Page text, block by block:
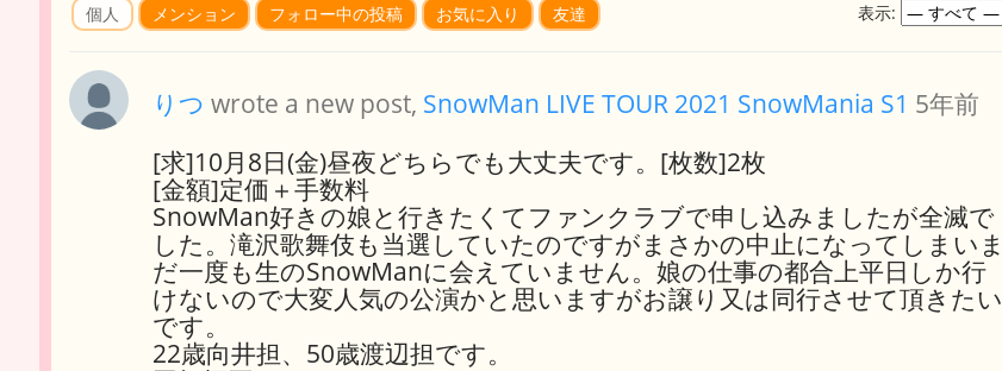
個人 メンション フォロー中の投稿 お気に入り 友達 表示:
りつ wrote a new post, SnowMan LIVE TOUR 2021 SnowMania S1 5年前
[求]10月8日(金)昼夜どちらでも大丈夫です。[枚数]2枚
[金額]定価＋手数料
SnowMan好きの娘と行きたくてファンクラブで申し込みましたが全滅で
した。滝沢歌舞伎も当選していたのですがまさかの中止になってしまいま
だ一度も生のSnowManに会えていません。娘の仕事の都合上平日しか行
けないので大変人気の公演かと思いますがお譲り又は同行させて頂きたい
です。
22歳向井担、50歳渡辺担です。